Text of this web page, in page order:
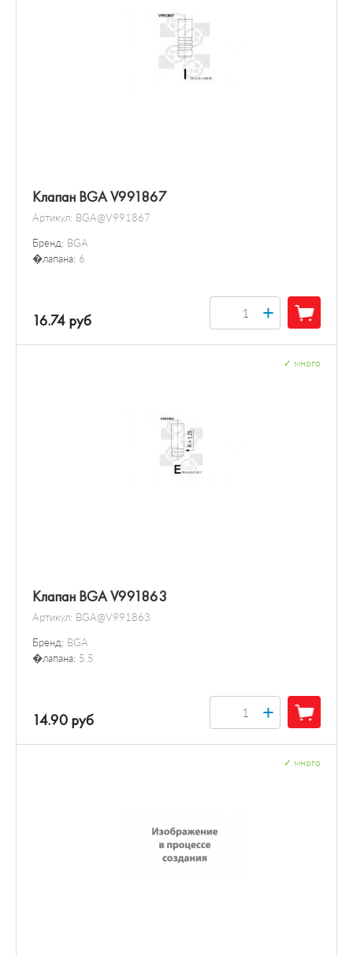
Клапан BGA V991867
Артикул: BGA@V991867
Бренд: BGA
�лапана: 6
16.74 руб +
Клапан BGA V991863
Артикул: BGA@V991863
Бренд: BGA
�лапана: 5.5
много
14.90 руб +
много